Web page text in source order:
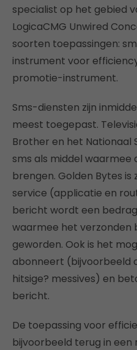
specialist op het gebied
LogicaCMG Unwired
soorten toepassingen:
instrument voor
promotie-instrument.
Sms-diensten zijn
meest toegepast.
Brother en het Nationaal
sms als middel waarmee
brengen. Golden Bytes is
service (applicatie en
bericht wordt een
waarmee het verzonden
geworden. Ook is het
abonneert (bijvoorbeeld
hitsige? messives) en
bericht.
De toepassing voor
bijvoorbeeld terug in